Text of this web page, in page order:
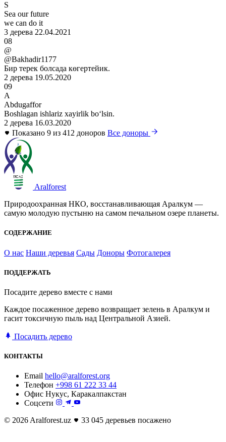
S
Sea our future
we can do it
3 дерева 22.04.2021
08
@
@Bakhadir1177
Бир терек болсада көгертейик.
2 дерева 19.05.2020
09
A
Abdugaffor
Boshlagan ishlariz xayirlik boʻlsin.
2 дерева 16.03.2020
Показано 9 из 412 доноров Все доноры
Aralforest
Природоохранная НКО, восстанавливающая Аралкум —
самую молодую пустыню на самом печальном озере планеты.
СОДЕРЖАНИЕ
О нас Наши деревья Сады Доноры Фотогалерея
ПОДДЕРЖАТЬ
Посадите дерево вместе с нами
Каждое посаженное дерево возвращает зелень в Аралкум и
гасит токсичную пыль над Центральной Азией.
Посадить дерево
КОНТАКТЫ
Email hello@aralforest.org
Телефон +998 61 222 33 44
Офис Нукус, Каракалпакстан
Соцсети
© 2026 Aralforest.uz
33 045 деревьев посажено